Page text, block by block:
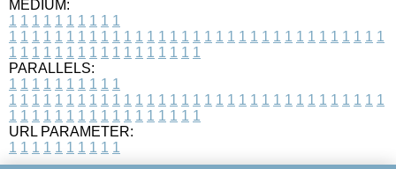
MEDIUM:
1 1 1 1 1 1 1 1 1 1
1 1 1 1 1 1 1 1 1 1 1 1 1 1 1 1 1 1 1 1 1 1 1 1 1 1 1 1 1 1 1 1 1
1 1 1 1 1 1 1 1 1 1 1 1 1 1 1 1 1
PARALLELS:
1 1 1 1 1 1 1 1 1 1
1 1 1 1 1 1 1 1 1 1 1 1 1 1 1 1 1 1 1 1 1 1 1 1 1 1 1 1 1 1 1 1 1
1 1 1 1 1 1 1 1 1 1 1 1 1 1 1 1 1
URL PARAMETER:
1 1 1 1 1 1 1 1 1 1